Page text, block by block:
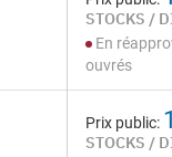
STOCKS /
En
ouvrés
Prix public:
STOCKS /